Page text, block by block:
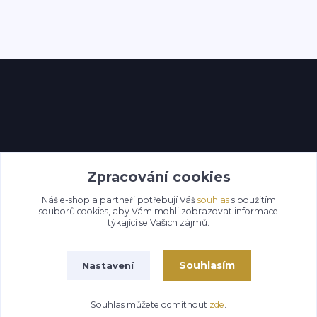
Zpracování cookies
Náš e-shop a partneři potřebují Váš souhlass použitím
souborů cookies, aby Vám mohli zobrazovat informace
týkající se Vašich zájmů.
Nastavení Souhlasím
Souhlas můžete odmítnout zde